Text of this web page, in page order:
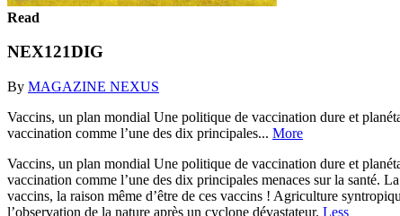
Read
NEX121DIG
By MAGAZINE NEXUS
Vaccins, un plan mondial Une politique de vaccination dure et
vaccination comme l’une des dix principales... More
Vaccins, un plan mondial Une politique de vaccination dure et
vaccination comme l’une des dix principales menaces sur la santé.
vaccins, la raison même d’être de ces vaccins ! Agriculture
l’observation de la nature après un cyclone dévastateur. Less